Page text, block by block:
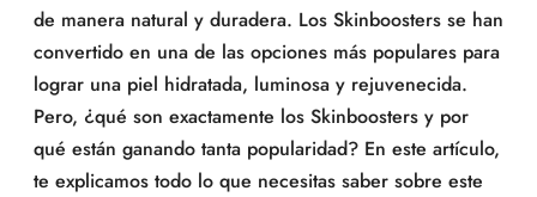
de manera natural y duradera. Los Skinboosters se han
convertido en una de las opciones más populares para
lograr una piel hidratada, luminosa y rejuvenecida.
Pero, ¿qué son exactamente los Skinboosters y por
qué están ganando tanta popularidad? En este artículo,
te explicamos todo lo que necesitas saber sobre este